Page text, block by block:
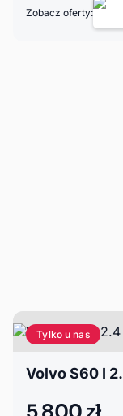
Zobacz oferty:
Tylko u nas